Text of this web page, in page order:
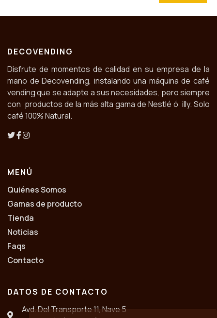
DECOVENDING
Disfrute de momentos de calidad en su empresa de la
mano de Decovending, instalando una máquina de café
vending que se adapte a sus necesidades, pero siempre
con productos de la más alta gama de Nestlé ó illy. Solo
café 100% Natural.
MENÚ
Quiénes Somos
Gamas de producto
Tienda
Noticias
Faqs
Contacto
DATOS DE CONTACTO
Avd. Del Transporte 11, Nave 5